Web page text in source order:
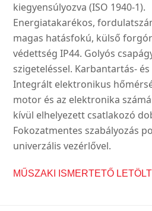
kiegyensúlyozva (ISO 1940-1).
Energiatakarékos,
magas hatásfokú, külső
védettség IP44. Golyós
szigeteléssel. Karbantartás-
Integrált elektronikus
motor és az elektronika
kívül elhelyezett csatlakozó
Fokozatmentes szabályozás
univerzális vezérlővel.
MŰSZAKI ISMERTETŐ